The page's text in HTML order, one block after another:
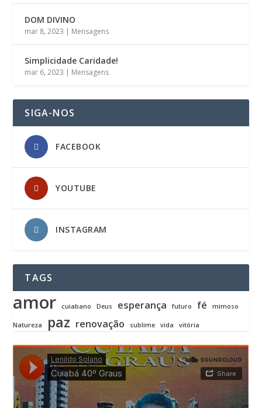
DOM DIVINO
mar 8, 2023 | Mensagens
Simplicidade Caridade!
mar 6, 2023 | Mensagens
SIGA-NOS
FACEBOOK
YOUTUBE
INSTAGRAM
TAGS
amor cuiabano Deus esperança futuro fé mimoso
Natureza paz renovação sublime vida vitória